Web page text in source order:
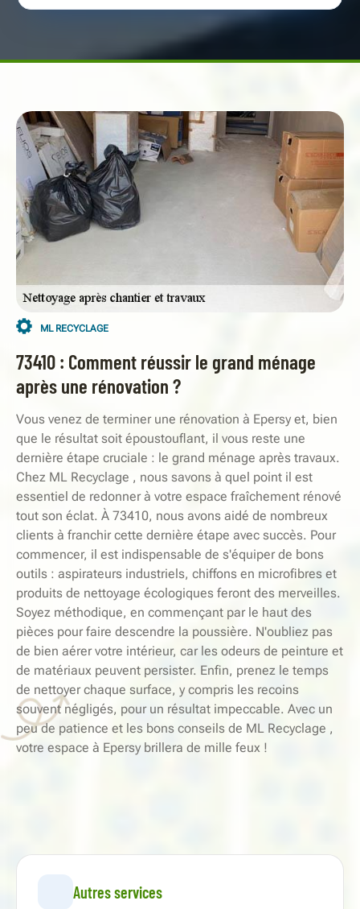
ML RECYCLAGE
73410 : Comment réussir le grand ménage
après une rénovation ?
Vous venez de terminer une rénovation à Epersy et, bien
que le résultat soit époustouflant, il vous reste une
dernière étape cruciale : le grand ménage après travaux.
Chez ML Recyclage , nous savons à quel point il est
essentiel de redonner à votre espace fraîchement rénové
tout son éclat. À 73410, nous avons aidé de nombreux
clients à franchir cette dernière étape avec succès. Pour
commencer, il est indispensable de s'équiper de bons
outils : aspirateurs industriels, chiffons en microfibres et
produits de nettoyage écologiques feront des merveilles.
Soyez méthodique, en commençant par le haut des
pièces pour faire descendre la poussière. N'oubliez pas
de bien aérer votre intérieur, car les odeurs de peinture et
de matériaux peuvent persister. Enfin, prenez le temps
de nettoyer chaque surface, y compris les recoins
souvent négligés, pour un résultat impeccable. Avec un
peu de patience et les bons conseils de ML Recyclage ,
votre espace à Epersy brillera de mille feux !
Autres services